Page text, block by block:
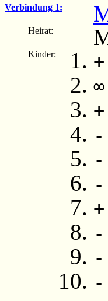
Verbindung 1:
Heirat:
Kinder: +
∞
+
-
-
-
+
-
-
-